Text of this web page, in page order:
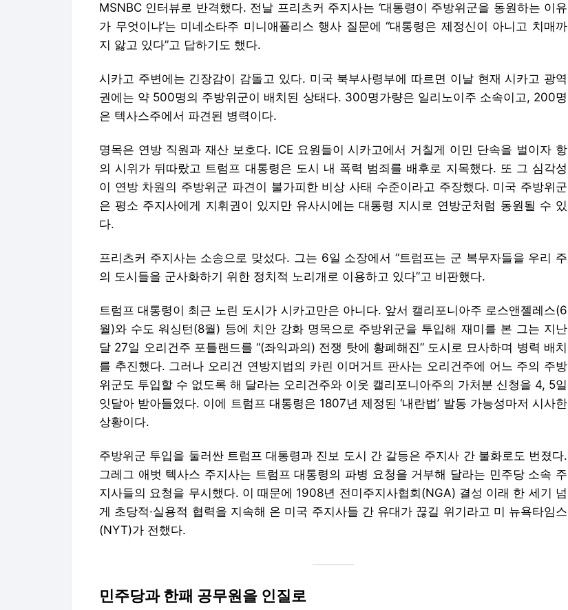
MSNBC 인터뷰로 반격했다. 전날 프리츠커 주지사는 ‘대통령이 주방위군을 동원하는 이유
가 무엇이냐’는 미네소타주 미니애폴리스 행사 질문에 “대통령은 제정신이 아니고 치매까
지 앓고 있다”고 답하기도 했다.
시카고 주변에는 긴장감이 감돌고 있다. 미국 북부사령부에 따르면 이날 현재 시카고 광역
권에는 약 500명의 주방위군이 배치된 상태다. 300명가량은 일리노이주 소속이고, 200명
은 텍사스주에서 파견된 병력이다.
명목은 연방 직원과 재산 보호다. ICE 요원들이 시카고에서 거칠게 이민 단속을 벌이자 항
의 시위가 뒤따랐고 트럼프 대통령은 도시 내 폭력 범죄를 배후로 지목했다. 또 그 심각성
이 연방 차원의 주방위군 파견이 불가피한 비상 사태 수준이라고 주장했다. 미국 주방위군
은 평소 주지사에게 지휘권이 있지만 유사시에는 대통령 지시로 연방군처럼 동원될 수 있
다.
프리츠커 주지사는 소송으로 맞섰다. 그는 6일 소장에서 “트럼프는 군 복무자들을 우리 주
의 도시들을 군사화하기 위한 정치적 노리개로 이용하고 있다”고 비판했다.
트럼프 대통령이 최근 노린 도시가 시카고만은 아니다. 앞서 캘리포니아주 로스앤젤레스(6
월)와 수도 워싱턴(8월) 등에 치안 강화 명목으로 주방위군을 투입해 재미를 본 그는 지난
달 27일 오리건주 포틀랜드를 “(좌익과의) 전쟁 탓에 황폐해진” 도시로 묘사하며 병력 배치
를 추진했다. 그러나 오리건 연방지법의 카린 이머거트 판사는 오리건주에 어느 주의 주방
위군도 투입할 수 없도록 해 달라는 오리건주와 이웃 캘리포니아주의 가처분 신청을 4, 5일
잇달아 받아들였다. 이에 트럼프 대통령은 1807년 제정된 ‘내란법’ 발동 가능성마저 시사한
상황이다.
주방위군 투입을 둘러싼 트럼프 대통령과 진보 도시 간 갈등은 주지사 간 불화로도 번졌다.
그레그 애벗 텍사스 주지사는 트럼프 대통령의 파병 요청을 거부해 달라는 민주당 소속 주
지사들의 요청을 무시했다. 이 때문에 1908년 전미주지사협회(NGA) 결성 이래 한 세기 넘
게 초당적·실용적 협력을 지속해 온 미국 주지사들 간 유대가 끊길 위기라고 미 뉴욕타임스
(NYT)가 전했다.
민주당과 한패 공무원을 인질로